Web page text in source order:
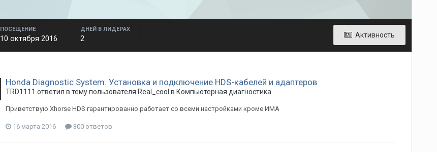
Активность
ПОСЕЩЕНИЕ
10 октября 2016
ДНЕЙ В ЛИДЕРАХ
2
Honda Diagnostic System. Установка и подключение HDS-кабелей и адаптеров
TRD1111 ответил в тему пользователя Real_cool в Компьютерная диагностика
Приветствую Xhorse HDS гарантированно работает со всеми настройками кроме ИМА
16 марта 2016 300 ответов